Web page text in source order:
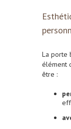
La porte
élément
être :